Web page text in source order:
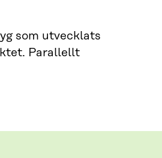
som utvecklats
Parallellt